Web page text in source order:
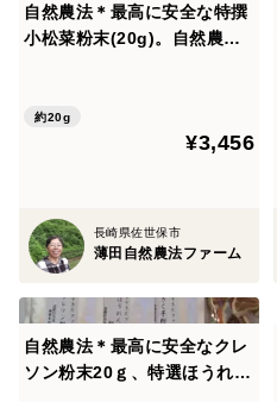
自然農法＊最高に安全な特撰
小松菜粉末(20g)。自然農法
約20g
¥3,456
長崎県佐世保市
薄田自然農法ファーム
自然農法＊最高に安全なクレ
ソン粉末20ｇ、特選ほうれん